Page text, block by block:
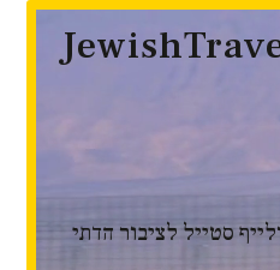
סטייל לציבור הדתי